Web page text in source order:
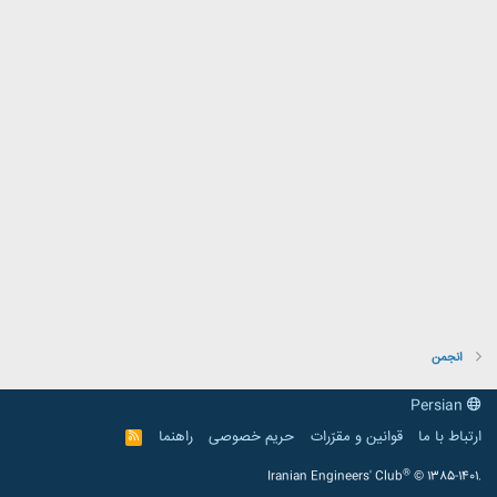
انجمن
ارتباط با ما
قوانین و مقرّرات حریم خصوصی راهنما
R
S
Iranian Engineers' Club® © 1385-1401.